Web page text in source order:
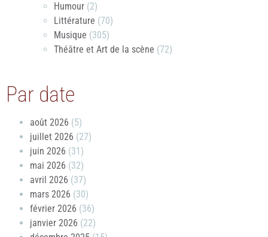
Humour (2)
Littérature (70)
Musique (305)
Théâtre et Art de la scène (72)
Par date
août 2026 (5)
juillet 2026 (27)
juin 2026 (31)
mai 2026 (32)
avril 2026 (37)
mars 2026 (30)
février 2026 (36)
janvier 2026 (22)